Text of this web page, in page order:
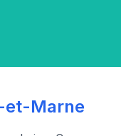
et-Marne